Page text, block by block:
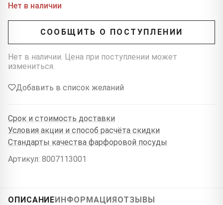
Нет в наличии
СООБЩИТЬ О ПОСТУПЛЕНИИ
Нет в наличии. Цена при поступлении может
измениться.
Добавить в список желаний
Срок и стоимость доставки
Условия акции и способ расчёта скидки
Стандарты качества фарфоровой посуды
Артикул: 8007113001
ОПИСАНИЕИНФОРМАЦИЯОТЗЫВЫ